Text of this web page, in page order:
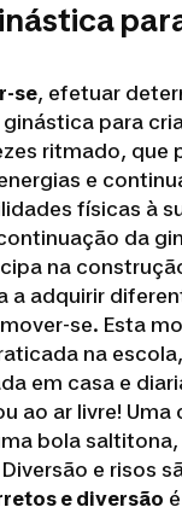
se, efetuar
para
ritmado, que
e
físicas à
da
na
a adquirir
se. Esta
na
em casa e
ao ar livre! Uma
bola
e risos
e diversão